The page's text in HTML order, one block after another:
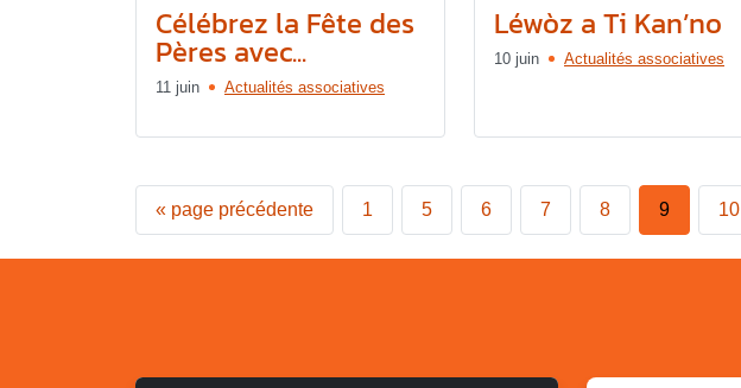
Célébrez la Fête des
Pères avec...
11 juin Actualités associatives
Léwòz a Ti Kan’no
10 juin Actualités associatives
« page précédente 1 5 6 7 8 9 10